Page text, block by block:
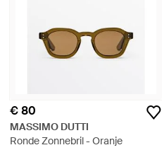
€ 80
MASSIMO DUTTI
Ronde Zonnebril - Oranje